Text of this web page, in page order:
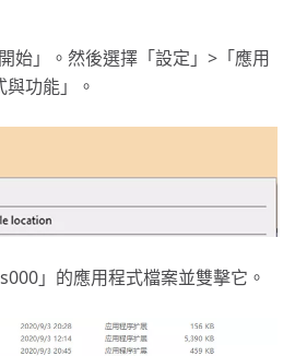
始」。然後選擇「設定」>「應用
功能」。
」的應用程式檔案並雙擊它。